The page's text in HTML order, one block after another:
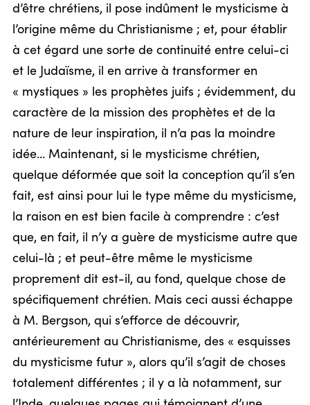
d’être chrétiens, il pose indûment le mysticisme à
l’origine même du Christianisme ; et, pour établir
à cet égard une sorte de continuité entre celui-ci
et le Judaïsme, il en arrive à transformer en
« mystiques » les prophètes juifs ; évidemment, du
caractère de la mission des prophètes et de la
nature de leur inspiration, il n’a pas la moindre
idée… Maintenant, si le mysticisme chrétien,
quelque déformée que soit la conception qu’il s’en
fait, est ainsi pour lui le type même du mysticisme,
la raison en est bien facile à comprendre : c’est
que, en fait, il n’y a guère de mysticisme autre que
celui-là ; et peut-être même le mysticisme
proprement dit est-il, au fond, quelque chose de
spécifiquement chrétien. Mais ceci aussi échappe
à M. Bergson, qui s’efforce de découvrir,
antérieurement au Christianisme, des « esquisses
du mysticisme futur », alors qu’il s’agit de choses
totalement différentes ; il y a là notamment, sur